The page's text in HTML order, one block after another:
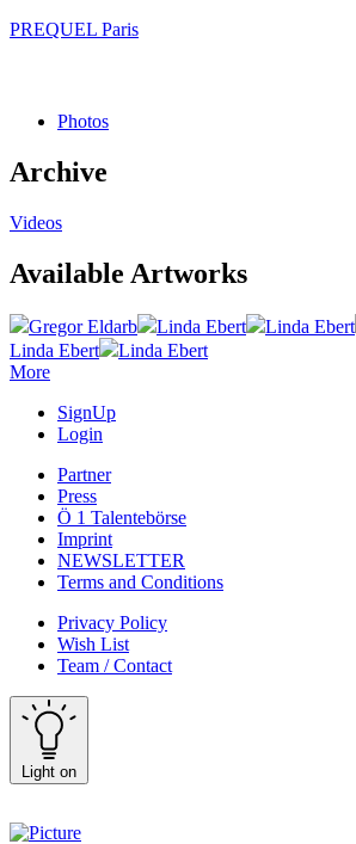
PREQUEL Paris
Photos
Archive
Videos
Available Artworks
Gregor Eldarb Linda Ebert Linda Ebert
Linda Ebert
Linda Ebert
More
SignUp
Login
Partner
Press
Ö 1 Talentebörse
Imprint
NEWSLETTER
Terms and Conditions
Privacy Policy
Wish List
Team / Contact
Light on